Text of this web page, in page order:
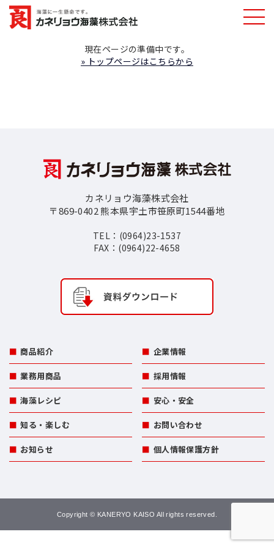
カネリョウ海藻
NOW PRINTNG....
現在ページの準備中です。
» トップページはこちらから
カネリョウ海藻株式会社
〒869-0402 熊本県宇土市笹原町1544番地
TEL：(0964)23-1537
FAX：(0964)22-4658
商品紹介
業務用商品
海藻レシピ
知る・楽しむ
お知らせ
企業情報
採用情報
安心・安全
お問い合わせ
個人情報保護方針
Copyright © KANERYO KAISO All rights reserved.